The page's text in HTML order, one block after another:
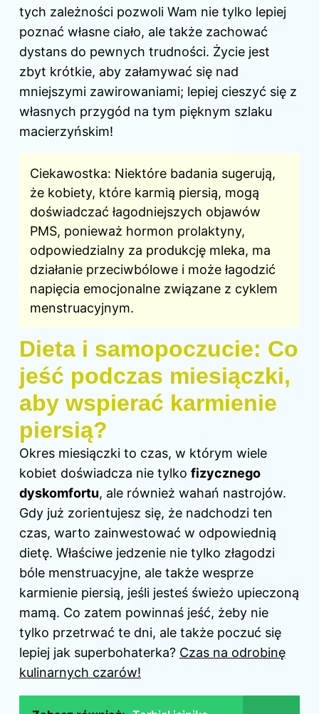
tych zależności pozwoli Wam nie tylko lepiej
poznać własne ciało, ale także zachować
dystans do pewnych trudności. Życie jest
zbyt krótkie, aby załamywać się nad
mniejszymi zawirowaniami; lepiej cieszyć się z
własnych przygód na tym pięknym szlaku
macierzyńskim!
Ciekawostka: Niektóre badania sugerują,
że kobiety, które karmią piersią, mogą
doświadczać łagodniejszych objawów
PMS, ponieważ hormon prolaktyny,
odpowiedzialny za produkcję mleka, ma
działanie przeciwbólowe i może łagodzić
napięcia emocjonalne związane z cyklem
menstruacyjnym.
Dieta i samopoczucie: Co
jeść podczas miesiączki,
aby wspierać karmienie
piersią?
Okres miesiączki to czas, w którym wiele
kobiet doświadcza nie tylko fizycznego
dyskomfortu, ale również wahań nastrojów.
Gdy już zorientujesz się, że nadchodzi ten
czas, warto zainwestować w odpowiednią
dietę. Właściwe jedzenie nie tylko złagodzi
bóle menstruacyjne, ale także wesprze
karmienie piersią, jeśli jesteś świeżo upieczoną
mamą. Co zatem powinnaś jeść, żeby nie
tylko przetrwać te dni, ale także poczuć się
lepiej jak superbohaterka? Czas na odrobinę
kulinarnych czarów!